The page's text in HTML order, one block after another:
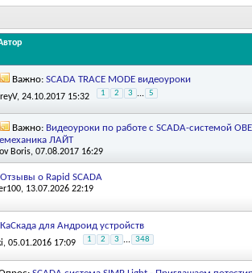
Важно: SCADA TRACE MODE видеоуроки
, 24.10.2017 15:32 1 2 3 ... 5
Важно: Видеоуроки по работе с SCADA-системой
ЛАЙТ
Boris, 07.08.2017 16:29
Отзывы о Rapid SCADA
, 13.07.2026 22:19
КаСкада для Андроид устройств
, 05.01.2016 17:09 1 2 3 ... 348